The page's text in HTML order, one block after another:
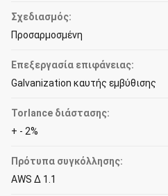
Σχεδιασμός:
Προσαρμοσμένη
Επεξεργασία επιφάνειας:
Galvanization καυτής εμβύθισης
Torlance διάστασης:
+ - 2%
Πρότυπα συγκόλλησης:
AWS Δ 1.1